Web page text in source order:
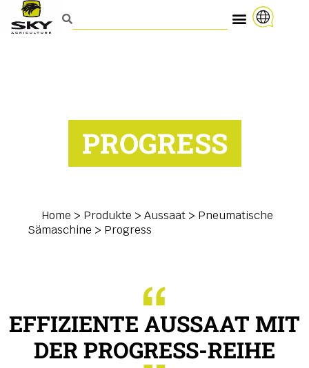
PROGRESS
Home > Produkte > Aussaat > Pneumatische
Sämaschine > Progress
EFFIZIENTE AUSSAAT MIT
DER PROGRESS-REIHE